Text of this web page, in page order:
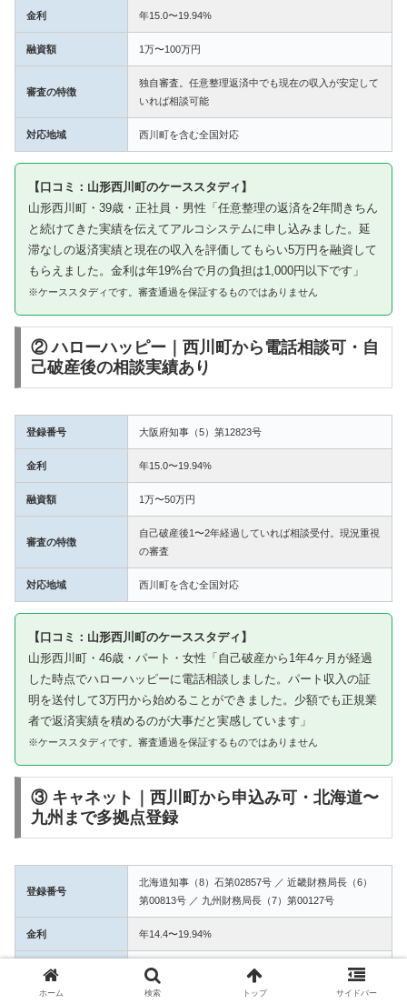
金利 年15.0〜19.94%
融資額 1万〜100万円
審査の特徴
独自審査。任意整理返済中でも現在の収入が安定して
いれば相談可能
対応地域 西川町を含む全国対応
【口コミ：山形西川町のケーススタディ】
山形西川町・39歳・正社員・男性「任意整理の返済を2年間きちん
と続けてきた実績を伝えてアルコシステムに申し込みました。延
滞なしの返済実績と現在の収入を評価してもらい5万円を融資して
もらえました。金利は年19%台で月の負担は1,000円以下です」
※ケーススタディです。審査通過を保証するものではありません
② ハローハッピー｜西川町から電話相談可・自
己破産後の相談実績あり
登録番号 大阪府知事（5）第12823号
金利 年15.0〜19.94%
融資額 1万〜50万円
審査の特徴
自己破産後1〜2年経過していれば相談受付。現況重視
の審査
対応地域 西川町を含む全国対応
【口コミ：山形西川町のケーススタディ】
山形西川町・46歳・パート・女性「自己破産から1年4ヶ月が経過
した時点でハローハッピーに電話相談しました。パート収入の証
明を送付して3万円から始めることができました。少額でも正規業
者で返済実績を積めるのが大事だと実感しています」
※ケーススタディです。審査通過を保証するものではありません
③ キャネット｜西川町から申込み可・北海道〜
九州まで多拠点登録
登録番号
北海道知事（8）石第02857号 ／ 近畿財務局長（6）
第00813号 ／ 九州財務局長（7）第00127号
金利 年14.4〜19.94%
融資額 1万〜50万円
ホーム 検索 トップ サイドバー